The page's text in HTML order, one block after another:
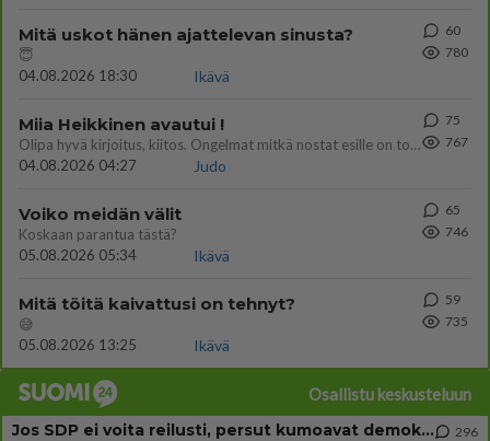
Mitä uskot hänen ajattelevan sinusta?
😇
04.08.2026 18:30
Ikävä
60
780
Miia Heikkinen avautui !
Olipa hyvä kirjoitus, kiitos. Ongelmat mitkä nostat esille on todellisia ja tämä ylimielisyys totta ja se näkyy kaikessa
04.08.2026 04:27
Judo
75
767
Voiko meidän välit
Koskaan parantua tästä?
05.08.2026 05:34
Ikävä
65
746
Mitä töitä kaivattusi on tehnyt?
😅
05.08.2026 13:25
Ikävä
59
735
Osallistu keskusteluun
Jos SDP ei voita reilusti, persut kumoavat demokratian Suomesta
296